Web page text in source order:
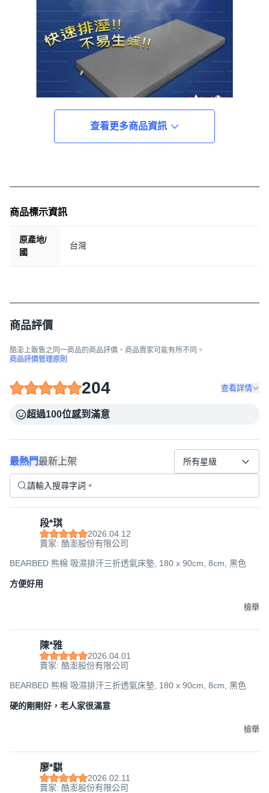
查看更多商品資訊
商品標示資訊
原產地/
國
台灣
商品評價
酷澎上販售之同一商品的商品評價，商品賣家可能有所不同。
商品評價管理原則
204 查看詳情
超過100位感到滿意
最熱門最新上架 所有星級
段*琪
2026.04.12
賣家: 酷澎股份有限公司
BEARBED 熊棉 吸濕排汗三折透氣床墊, 180 x 90cm, 8cm, 黑色
方便好用
檢舉
陳*雅
2026.04.01
賣家: 酷澎股份有限公司
BEARBED 熊棉 吸濕排汗三折透氣床墊, 180 x 90cm, 8cm, 黑色
硬的剛剛好，老人家很滿意
檢舉
廖*騏
2026.02.11
賣家: 酷澎股份有限公司